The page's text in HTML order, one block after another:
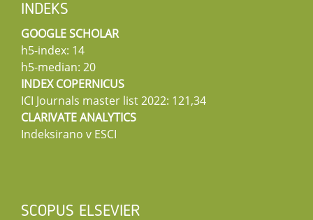
INDEKS
GOOGLE SCHOLAR
h5-index: 14
h5-median: 20
INDEX COPERNICUS
ICI Journals master list 2022: 121,34
CLARIVATE ANALYTICS
Indeksirano v ESCI
SCOPUS ELSEVIER